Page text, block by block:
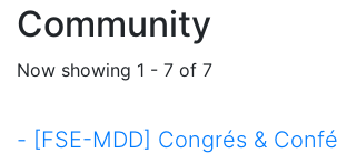
Community
Now showing 1 - 7 of 7
- [FSE-MDD] Congrés &